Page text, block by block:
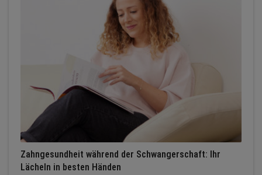
Zahngesundheit während der Schwangerschaft: Ihr
Lächeln in besten Händen